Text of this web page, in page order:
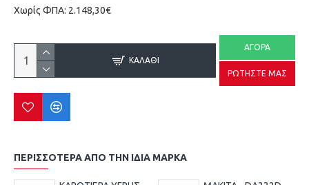
Χωρίς ΦΠΑ: 2.148,30€
ΚΑΛΆΘΙ
ΑΓΟΡΆ
ΡΩΤΉΣΤΕ ΜΑΣ
ΠΕΡΙΣΣΌΤΕΡΑ ΑΠΌ ΤΗΝ ΙΔΙΑ ΜΆΡΚΑ